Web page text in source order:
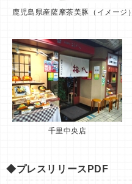
鹿児島県産薩摩茶美豚（イメージ）
千里中央店
◆プレスリリースPDF